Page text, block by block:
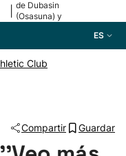
de Dubasin
(Osasuna) y
ES
Club
Compartir Guardar